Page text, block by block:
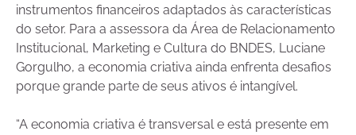
instrumentos financeiros adaptados às características
do setor. Para a assessora da Área de Relacionamento
Institucional, Marketing e Cultura do BNDES, Luciane
Gorgulho, a economia criativa ainda enfrenta desafios
porque grande parte de seus ativos é intangível.
“A economia criativa é transversal e está presente em